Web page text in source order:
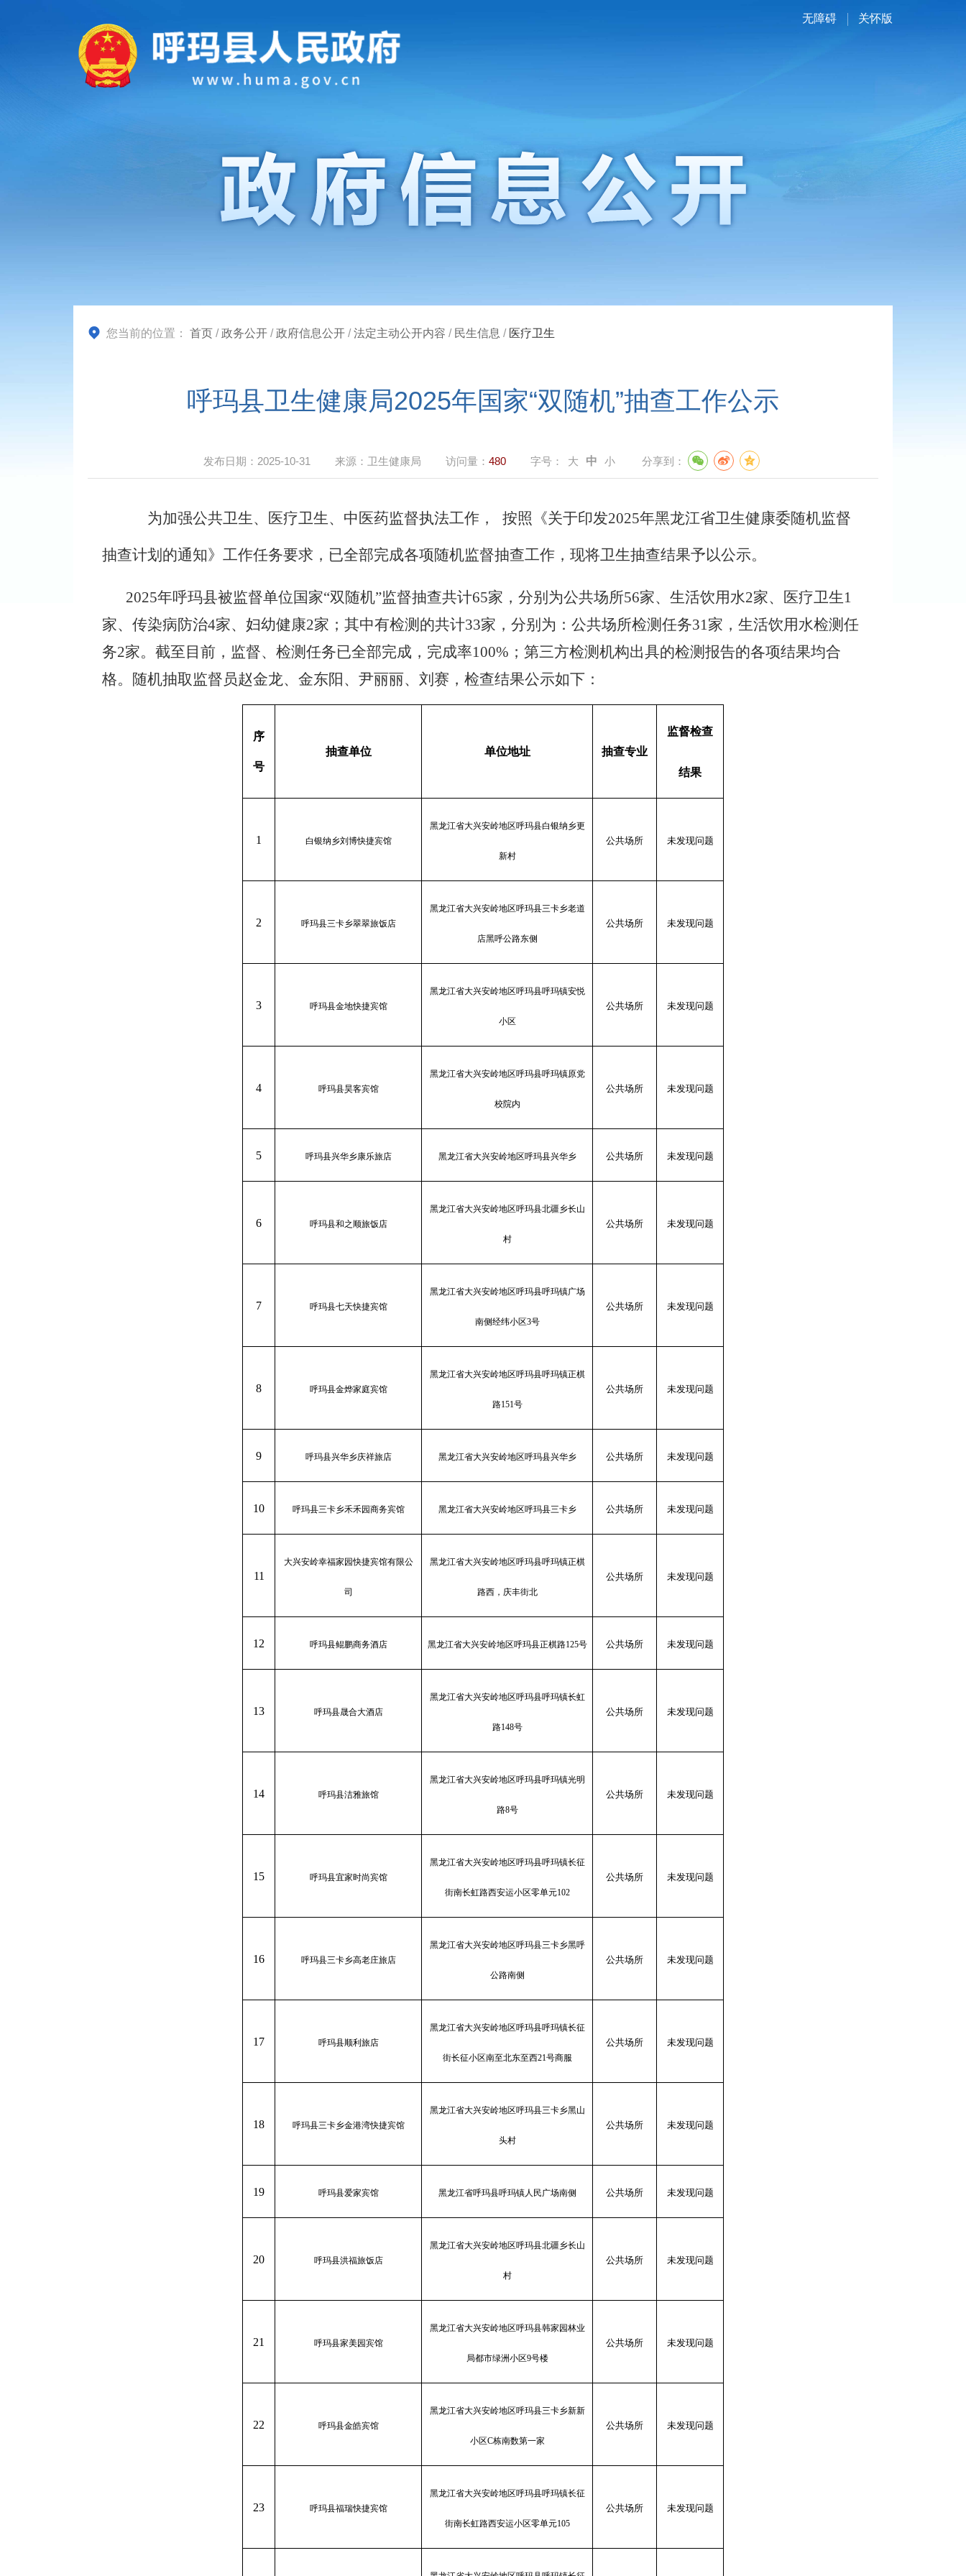
无障碍 关怀版
您当前的位置： 首页 /政务公开 /政府信息公开 /法定主动公开内容 / 民生信息 / 医疗卫生
呼玛县卫生健康局2025年国家“双随机”抽查工作公示
发布日期： 2025-10-31 来源： 卫生健康局 访问量： 480 字号： 大 中 小 分享到：
为加强公共卫生、医疗卫生、中医药监督执法工作， 按照《关于印发2025年黑龙江省卫生健康委随机监督
抽查计划的通知》工作任务要求，已全部完成各项随机监督抽查工作，现将卫生抽查结果予以公示。
2025年呼玛县被监督单位国家“双随机”监督抽查共计65家，分别为公共场所56家、生活饮用水2家、医疗卫生1
家、传染病防治4家、妇幼健康2家；其中有检测的共计33家，分别为：公共场所检测任务31家，生活饮用水检测任
务2家。截至目前，监督、检测任务已全部完成，完成率100%；第三方检测机构出具的检测报告的各项结果均合
格。随机抽取监督员赵金龙、金东阳 、 尹丽丽、刘赛，检查结果公示如下：
序
号
抽查单位 单位地址 抽查专业
监督检查
结果
1 白银纳乡刘博快捷宾馆
黑龙江省大兴安岭地区呼玛县白银纳乡更
新村
公共场所 未发现问题
2 呼玛县三卡乡翠翠旅饭店
黑龙江省大兴安岭地区呼玛县三卡乡老道
店黑呼公路东侧
公共场所 未发现问题
3 呼玛县金地快捷宾馆
黑龙江省大兴安岭地区呼玛县呼玛镇安悦
小区
公共场所 未发现问题
4 呼玛县昊客宾馆
黑龙江省大兴安岭地区呼玛县呼玛镇原党
校院内
公共场所 未发现问题
5 呼玛县兴华乡康乐旅店 黑龙江省大兴安岭地区呼玛县兴华乡 公共场所 未发现问题
6 呼玛县和之顺旅饭店
黑龙江省大兴安岭地区呼玛县北疆乡长山
村
公共场所 未发现问题
7 呼玛县七天快捷宾馆
黑龙江省大兴安岭地区呼玛县呼玛镇广场
南侧经纬小区3号
公共场所 未发现问题
8 呼玛县金烨家庭宾馆
黑龙江省大兴安岭地区呼玛县呼玛镇正棋
路151号
公共场所 未发现问题
9 呼玛县兴华乡庆祥旅店 黑龙江省大兴安岭地区呼玛县兴华乡 公共场所 未发现问题
10 呼玛县三卡乡禾禾园商务宾馆 黑龙江省大兴安岭地区呼玛县三卡乡 公共场所 未发现问题
11
大兴安岭幸福家园快捷宾馆有限公
司
黑龙江省大兴安岭地区呼玛县呼玛镇正棋
路西，庆丰街北
公共场所 未发现问题
12 呼玛县鲲鹏商务酒店 黑龙江省大兴安岭地区呼玛县正棋路125号 公共场所 未发现问题
13 呼玛县晟合大酒店
黑龙江省大兴安岭地区呼玛县呼玛镇长虹
路148号
公共场所 未发现问题
14 呼玛县洁雅旅馆
黑龙江省大兴安岭地区呼玛县呼玛镇光明
路8号
公共场所 未发现问题
15 呼玛县宜家时尚宾馆
黑龙江省大兴安岭地区呼玛县呼玛镇长征
街南长虹路西安运小区零单元102
公共场所 未发现问题
16 呼玛县三卡乡高老庄旅店
黑龙江省大兴安岭地区呼玛县三卡乡黑呼
公路南侧
公共场所 未发现问题
17 呼玛县顺利旅店
黑龙江省大兴安岭地区呼玛县呼玛镇长征
街长征小区南至北东至西21号商服
公共场所 未发现问题
18 呼玛县三卡乡金港湾快捷宾馆
黑龙江省大兴安岭地区呼玛县三卡乡黑山
头村
公共场所 未发现问题
19 呼玛县爱家宾馆 黑龙江省呼玛县呼玛镇人民广场南侧 公共场所 未发现问题
20 呼玛县洪福旅饭店
黑龙江省大兴安岭地区呼玛县北疆乡长山
村
公共场所 未发现问题
21 呼玛县家美园宾馆
黑龙江省大兴安岭地区呼玛县韩家园林业
局都市绿洲小区9号楼
公共场所 未发现问题
22 呼玛县金皓宾馆
黑龙江省大兴安岭地区呼玛县三卡乡新新
小区C栋南数第一家
公共场所 未发现问题
23 呼玛县福瑞快捷宾馆
黑龙江省大兴安岭地区呼玛县呼玛镇长征
街南长虹路西安运小区零单元105
公共场所 未发现问题